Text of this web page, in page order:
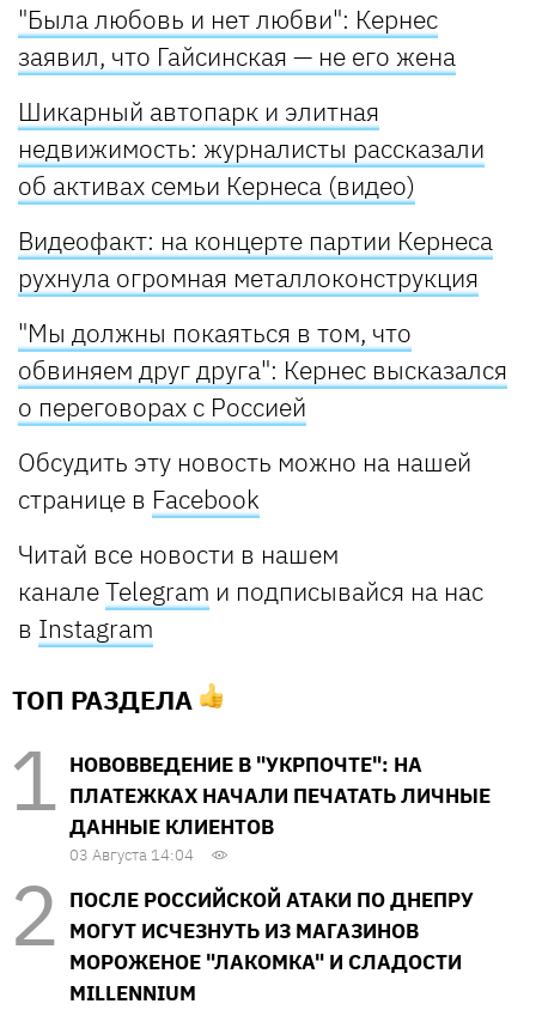
"Была любовь и нет любви": Кернес
заявил, что Гайсинская — не его жена
Шикарный автопарк и элитная
недвижимость: журналисты рассказали
об активах семьи Кернеса (видео)
Видеофакт: на концерте партии Кернеса
рухнула огромная металлоконструкция
"Мы должны покаяться в том, что
обвиняем друг друга": Кернес высказался
о переговорах с Россией
Обсудить эту новость можно на нашей
странице в Facebook
Читай все новости в нашем
каналеTelegram и подписывайся на нас
в Instagram
ТОП РАЗДЕЛА
НОВОВВЕДЕНИЕ В "УКРПОЧТЕ": НА
ПЛАТЕЖКАХ НАЧАЛИ ПЕЧАТАТЬ ЛИЧНЫЕ
ДАННЫЕ КЛИЕНТОВ
03 Августа 14:04
ПОСЛЕ РОССИЙСКОЙ АТАКИ ПО ДНЕПРУ
МОГУТ ИСЧЕЗНУТЬ ИЗ МАГАЗИНОВ
МОРОЖЕНОЕ "ЛАКОМКА" И СЛАДОСТИ
MILLENNIUM